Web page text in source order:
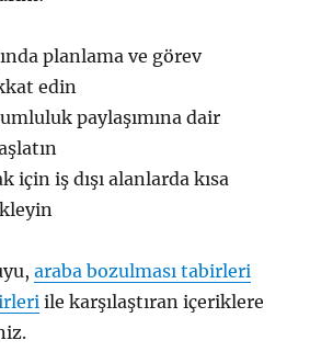
planlama ve görev
edin
paylaşımına dair
için iş dışı alanlarda kısa
araba bozulması tabirleri
ile karşılaştıran içeriklere